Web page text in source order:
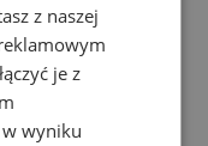
z naszej
je z
w wyniku